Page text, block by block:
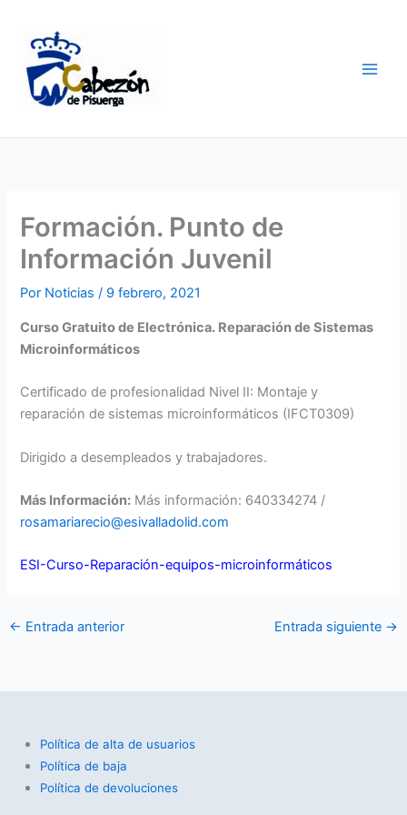
contenido
Formación. Punto de
Información Juvenil
Por Noticias/ 9 febrero, 2021
Curso Gratuito de Electrónica. Reparación de Sistemas
Microinformáticos
Certificado de profesionalidad Nivel II: Montaje y
reparación de sistemas microinformáticos (IFCT0309)
Dirigido a desempleados y trabajadores.
Más Información: Más información: 640334274 /
rosamariarecio@esivalladolid.com
ESI-Curso-Reparación-equipos-microinformáticos
← Entrada anterior Entrada siguiente →
Política de alta de usuarios
Política de baja
Política de devoluciones